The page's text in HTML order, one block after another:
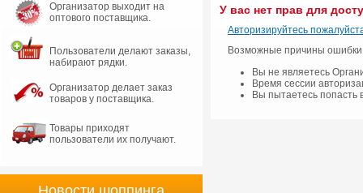
У вас нет прав для
Авторизируйтесь
Возможные причины
Вы не являетесь
Время сессии
Вы пытаетесь попасть
Организатор выходит на
оптового поставщика.
Пользователи делают заказы,
набирают рядки.
Организатор делает заказ
товаров у поставщика.
Товары приходят
пользователи их получают.